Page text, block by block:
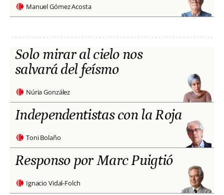
Manuel Gómez Acosta
Solo mirar al cielo nos
salvará del feísmo
Núria González
Independentistas con la Roja
Toni Bolaño
Responso por Marc Puigtió
Ignacio Vidal-Folch